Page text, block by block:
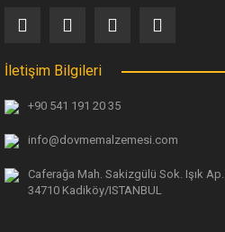
%14
İletişim Bilgileri
+90 541 191 20 35
info@dovmemalzemesi.com
Caferağa Mah. Sakizgülü Sok. Işık Ap.
34710 Kadiköy/ISTANBUL